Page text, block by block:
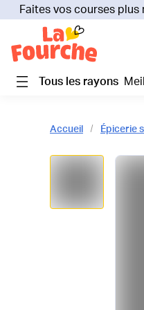
Faites vos courses
Tous les rayons
Accueil Épicerie